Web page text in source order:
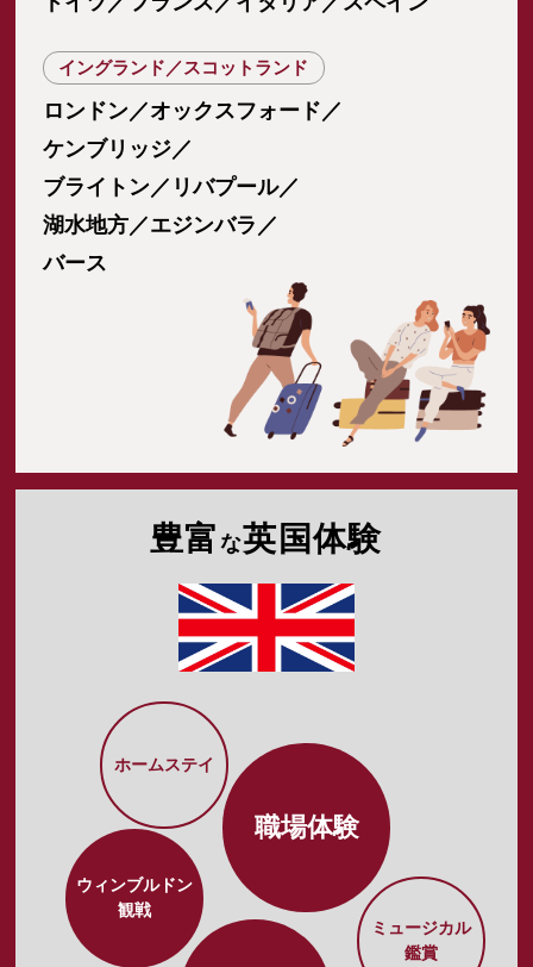
イングランド／スコットランド
ロンドン／オックスフォード／
ケンブリッジ／
ブライトン／リバプール／
湖水地方／エジンバラ／
バース
豊富 な英国体験
ホームステイ
職場体験
ウィンブルドン
観戦
ミュージカル
鑑賞